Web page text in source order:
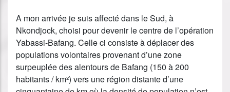
A mon arrivée je suis affecté dans le Sud, à
Nkondjock, choisi pour devenir le centre de l’opération
Yabassi-Bafang. Celle ci consiste à déplacer des
populations volontaires provenant d’une zone
surpeuplée des alentours de Bafang (150 à 200
habitants / km²) vers une région distante d’une